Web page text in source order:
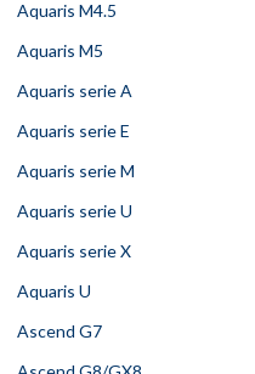
Aquaris M4.5
Aquaris M5
Aquaris serie A
Aquaris serie E
Aquaris serie M
Aquaris serie U
Aquaris serie X
Aquaris U
Ascend G7